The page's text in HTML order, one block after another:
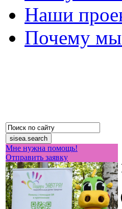
Наши
Почему
Мне нужна помощь!
Отправить заявку